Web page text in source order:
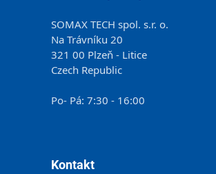
SOMAX TECH spol. s.r. o.
Na Trávníku 20
321 00 Plzeň - Litice
Czech Republic
Po- Pá: 7:30 - 16:00
Kontakt